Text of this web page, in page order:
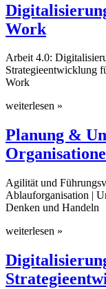
Work
Arbeit 4.0:
Strategieentwicklung
Work
weiterlesen »
Planung &
Agilität und
Ablauforganisation |
Denken und Handeln
weiterlesen »